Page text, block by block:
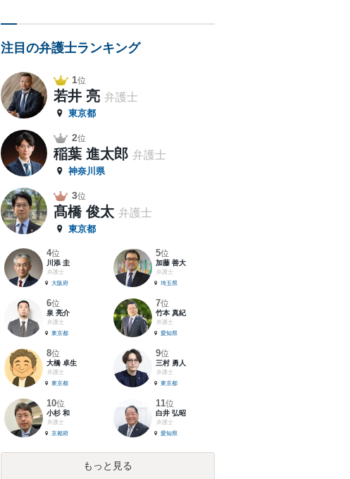
注目の弁護士ランキング
1位
若井 亮 弁護士
東京都
2位
稲葉 進太郎 弁護士
神奈川県
3位
髙橋 俊太 弁護士
東京都
4位
川添 圭
弁護士
大阪府
5位
加藤 善大
弁護士
埼玉県
6位
泉 亮介
弁護士
東京都
7位
竹本 真紀
弁護士
愛知県
8位
大橋 卓生
弁護士
東京都
9位
三村 勇人
弁護士
東京都
10位
小杉 和
弁護士
京都府
11位
白井 弘昭
弁護士
愛知県
もっと見る